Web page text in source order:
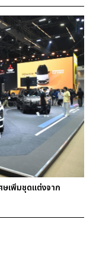
ษเพิ่มชุดแต่งจาก